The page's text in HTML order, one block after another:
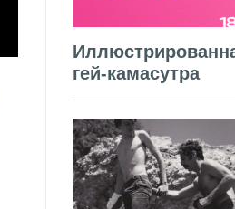
гей-камасутра